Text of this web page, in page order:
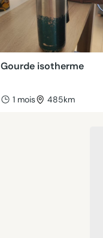
Gourde isotherme
1 mois 485km